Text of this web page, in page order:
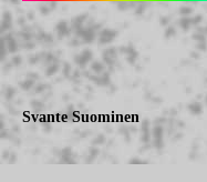
Svante Suominen